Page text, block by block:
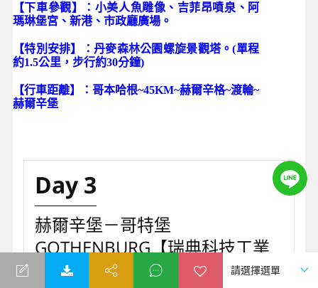
【下車參觀】： 小美人魚雕像、吉菲昂噴泉、阿
瑪琳堡宮、新港、 市政廳廣場。
【特別安排】：丹麥森林公園螺旋景觀塔。(單程
約1.5公里，步行約30分鐘)
【行車距離】：哥本哈根~45KM~赫爾辛格~渡輪~
赫爾辛堡
Day 3
赫爾辛堡－哥特堡
GOTHENBURG【瑞典科技工業
大城】－奧斯陸OSLO